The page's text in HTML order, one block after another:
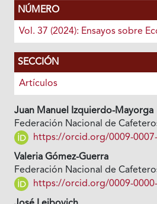
NÚMERO
Vol. 37 (2024): Ensayos sobre
SECCIÓN
Artículos
Juan Manuel Izquierdo-Mayorga
Federación Nacional de
https://orcid.org/0009-
Valeria Gómez-Guerra
Federación Nacional de
https://orcid.org/0009-